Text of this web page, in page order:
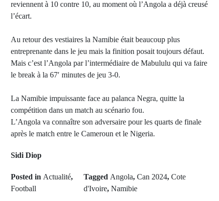
reviennent à 10 contre 10, au moment où l’Angola a déjà creusé
l’écart.
Au retour des vestiaires la Namibie était beaucoup plus
entreprenante dans le jeu mais la finition posait toujours défaut.
Mais c’est l’Angola par l’intermédiaire de Mabululu qui va faire
le break à la 67′ minutes de jeu 3-0.
La Namibie impuissante face au palanca Negra, quitte la
compétition dans un match au scénario fou.
L’Angola va connaître son adversaire pour les quarts de finale
après le match entre le Cameroun et le Nigeria.
Sidi Diop
Posted in Actualité,
Football
Tagged Angola, Can 2024, Cote
d'Ivoire, Namibie